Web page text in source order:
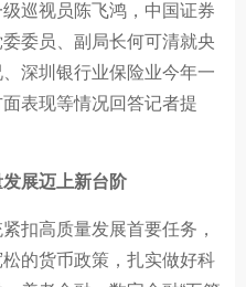
巡视员陈飞鸿，中国证券
委员、副局长何可清就央
深圳银行业保险业今年一
表现等情况回答记者提
展迈上新台阶
高质量发展首要任务，
的货币政策，扎实做好科